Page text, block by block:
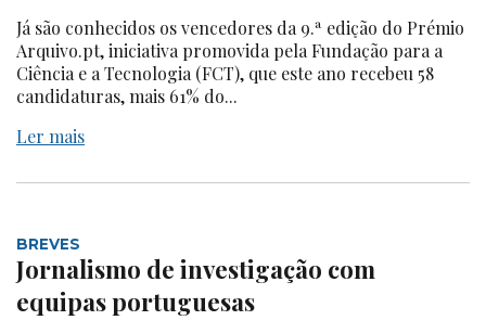
Já são conhecidos os vencedores da 9.ª edição do Prémio
Arquivo.pt, iniciativa promovida pela Fundação para a
Ciência e a Tecnologia (FCT), que este ano recebeu 58
candidaturas, mais 61% do...
Ler mais
BREVES
Jornalismo de investigação com
equipas portuguesas